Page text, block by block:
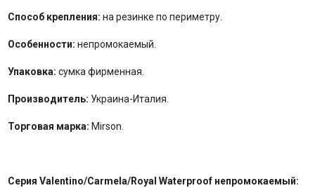
Способ крепления: на резинке по периметру.
Особенности: непромокаемый.
Упаковка: сумка фирменная.
Производитель: Украина-Италия.
Торговая марка: Mirson.
Серия Valentino/Carmela/Royal Waterproof непромокаемый: